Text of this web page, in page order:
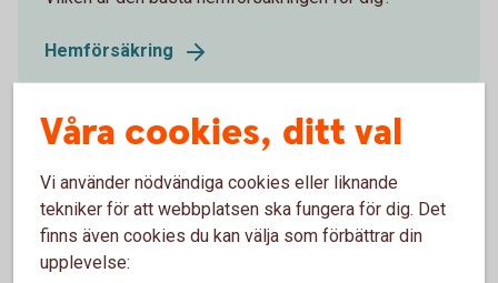
Hemförsäkring
Skatteverket om uthyrning
Skatteverkets information om skatter på uthyrning av
privatbostad
Våra cookies, ditt val
Vi använder nödvändiga cookies eller liknande
tekniker för att webbplatsen ska fungera för dig. Det
finns även cookies du kan välja som förbättrar din
upplevelse: